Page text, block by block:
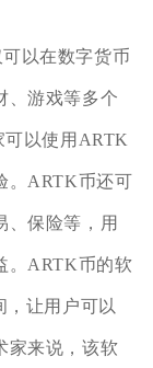
以在数字货币
、游戏等多个
以使用ARTK
。ARTK币还可
、保险等，用
。ARTK币的软
，让用户可以
家来说，该软